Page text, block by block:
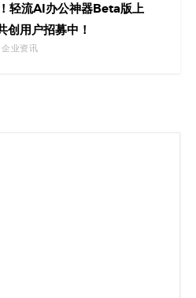
轻流AI办公神器Beta版上
创用户招募中！
企业资讯